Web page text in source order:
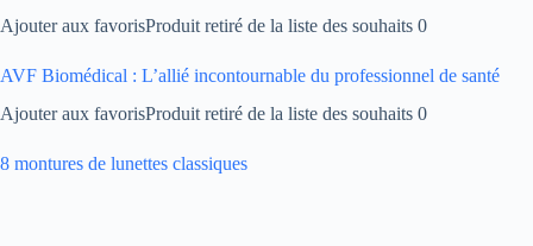
Ajouter aux favorisProduit retiré de la liste des souhaits 0
AVF Biomédical : L’allié incontournable du professionnel de santé
Ajouter aux favorisProduit retiré de la liste des souhaits 0
8 montures de lunettes classiques